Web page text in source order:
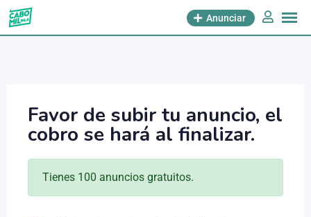
Anunciar
Favor de subir tu anuncio, el
cobro se hará al finalizar.
Tienes 100 anuncios gratuitos.